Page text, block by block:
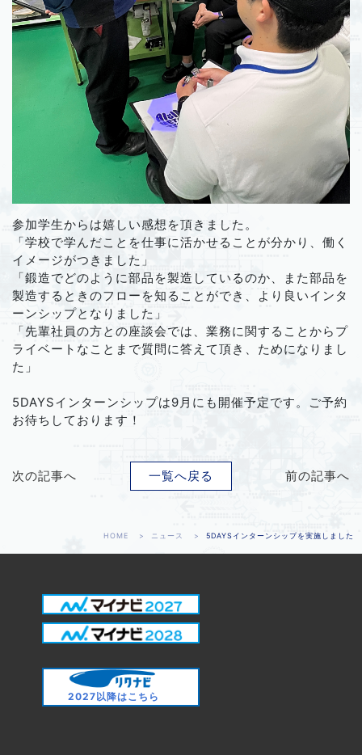
参加学生からは嬉しい感想を頂きました。
「学校で学んだことを仕事に活かせることが分かり、働く
イメージがつきました」
「鍛造でどのように部品を製造しているのか、また部品を
製造するときのフローを知ることができ、より良いインタ
ーンシップとなりました」
「先輩社員の方との座談会では、業務に関することからプ
ライベートなことまで質問に答えて頂き、ためになりまし
た」
5DAYSインターンシップは9月にも開催予定です。ご予約
お待ちしております！
前の記事へ
次の記事へ 一覧へ戻る
HOME ニュース 5DAYSインターンシップを実施しました
2027以降はこちら